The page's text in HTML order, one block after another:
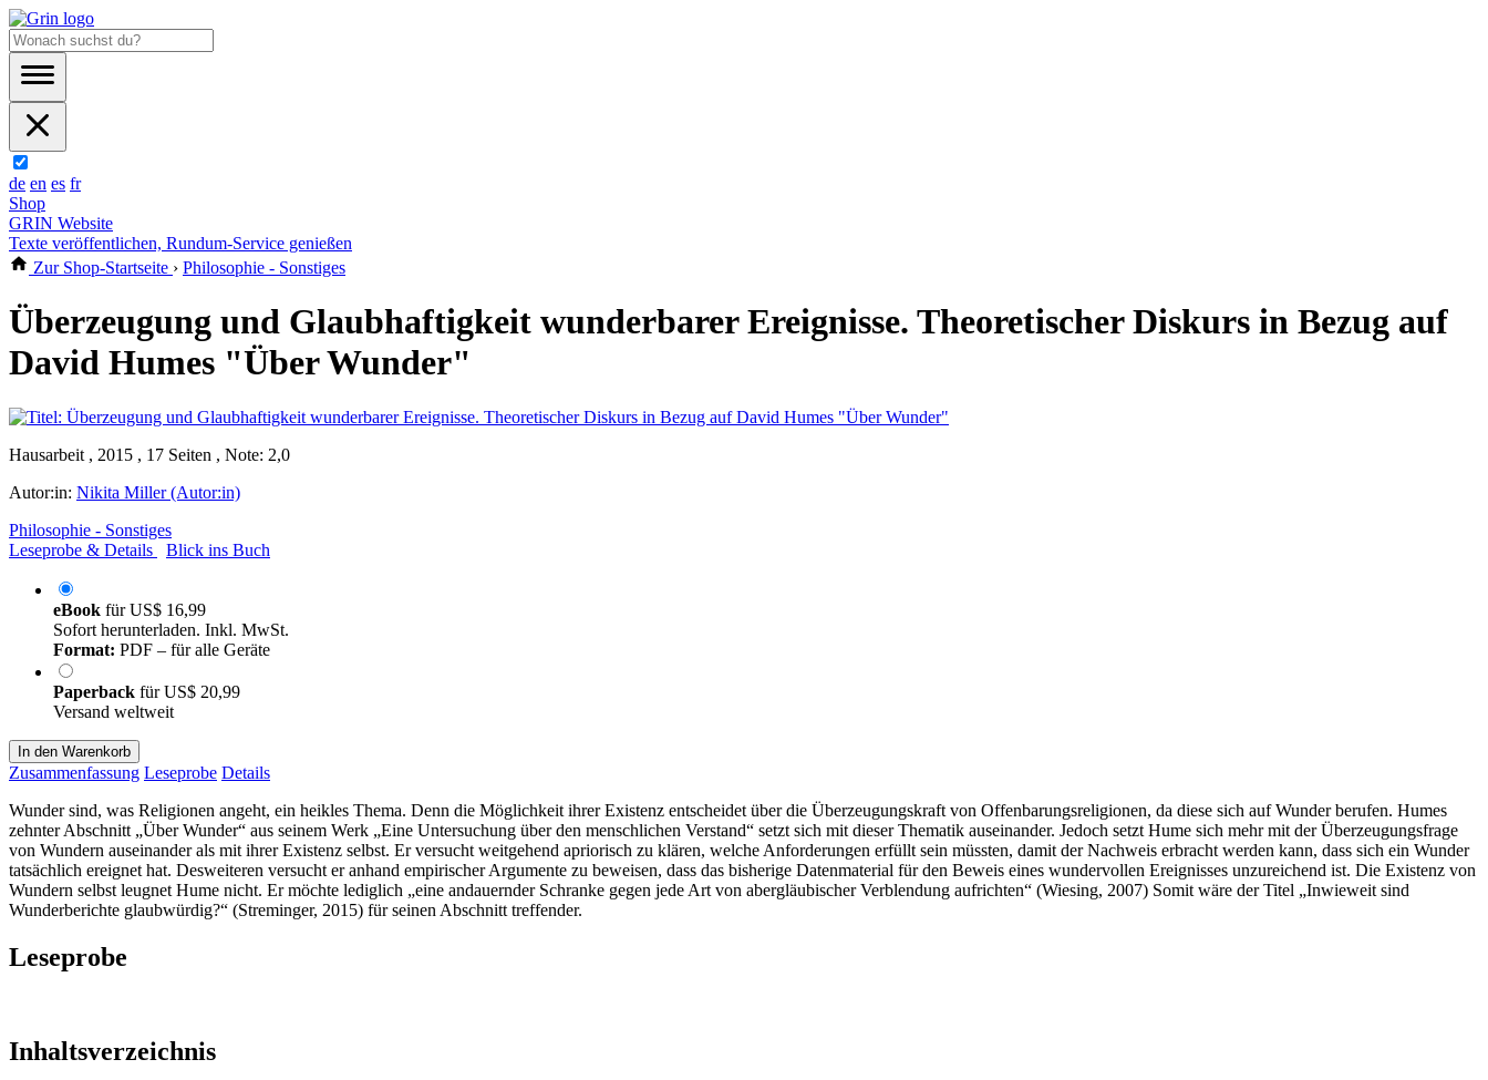
de en es fr
Shop
GRIN Website
Texte veröffentlichen, Rundum-Service genießen
Zur Shop-Startseite › Philosophie - Sonstiges
Überzeugung und Glaubhaftigkeit wunderbarer Ereignisse. Theoretischer Diskurs in Bezug auf
David Humes "Über Wunder"
Hausarbeit , 2015 , 17 Seiten , Note: 2,0
Autor:in: Nikita Miller (Autor:in)
Philosophie - Sonstiges
Leseprobe & Details
Blick ins Buch
eBook fürUS$ 16,99
Sofort herunterladen. Inkl. MwSt.
Format: PDF – für alle Geräte
Paperback fürUS$ 20,99
Versand weltweit
In den Warenkorb
Zusammenfassung Leseprobe Details
Wunder sind, was Religionen angeht, ein heikles Thema. Denn die Möglichkeit ihrer Existenz entscheidet über die Überzeugungskraft von Offenbarungsreligionen, da diese sich auf Wunder berufen. Humes
zehnter Abschnitt „Über Wunder“ aus seinem Werk „Eine Untersuchung über den menschlichen Verstand“ setzt sich mit dieser Thematik auseinander. Jedoch setzt Hume sich mehr mit der Überzeugungsfrage
von Wundern auseinander als mit ihrer Existenz selbst. Er versucht weitgehend apriorisch zu klären, welche Anforderungen erfüllt sein müssten, damit der Nachweis erbracht werden kann, dass sich ein Wunder
tatsächlich ereignet hat. Desweiteren versucht er anhand empirischer Argumente zu beweisen, dass das bisherige Datenmaterial für den Beweis eines wundervollen Ereignisses unzureichend ist. Die Existenz von
Wundern selbst leugnet Hume nicht. Er möchte lediglich „eine andauernder Schranke gegen jede Art von abergläubischer Verblendung aufrichten“ (Wiesing, 2007) Somit wäre der Titel „Inwieweit sind
Wunderberichte glaubwürdig?“ (Streminger, 2015) für seinen Abschnitt treffender.
Leseprobe
Inhaltsverzeichnis